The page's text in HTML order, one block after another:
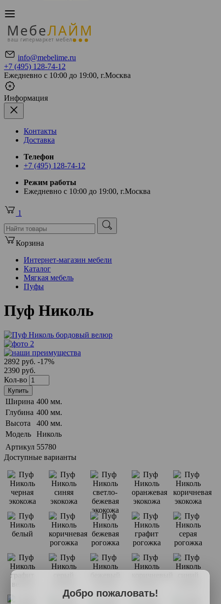
МебеЛАЙМ
ваш гипермаркет мебели
info@mebelime.ru
+7 (495) 128-74-12
Ежедневно с 10:00 до 19:00, г.Москва
Информация
Контакты
Доставка
Телефон
+7 (495) 128-74-12
Режим работы
Ежедневно с 10:00 до 19:00, г.Москва
1
Корзина
Интернет-магазин мебели
Каталог
Мягкая мебель
Пуфы
Пуф Николь
2892 руб. -17%
2390 руб.
Кол-во
Купить
Ширина 400 мм.
Глубина 400 мм.
Высота
400 мм.
Модель
Николь
Артикул 55780
Доступные варианты
Добро пожаловать!